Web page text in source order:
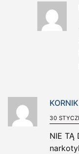
KORNIK
30
NIE TĄ